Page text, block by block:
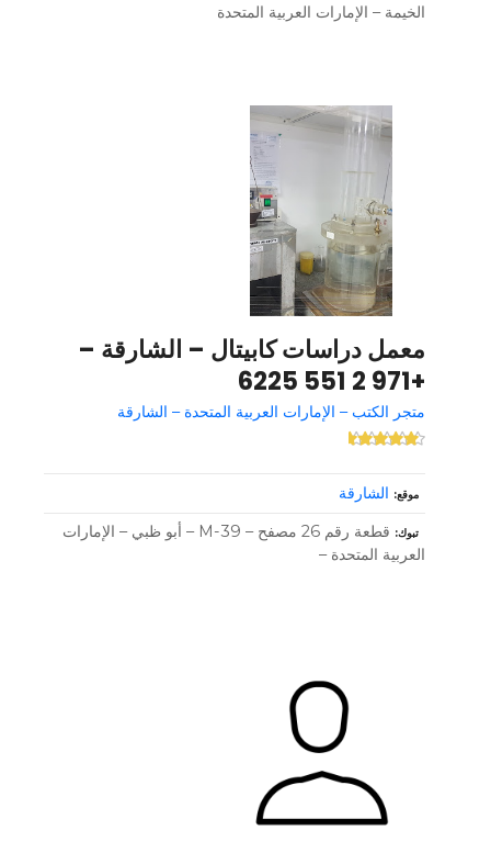
الخيمة – الإمارات العربية المتحدة
معمل دراسات كابيتال – الشارقة –
+971 2 551 6225
متجر الكتب – الإمارات العربية المتحدة – الشارقة
موقع الشارقة
تبوك
قطعة رقم 26 مصفح – M-39 – أبو ظبي – الإمارات
العربية المتحدة –